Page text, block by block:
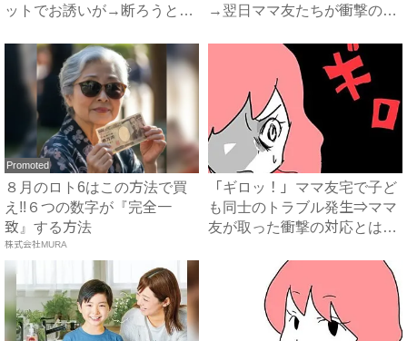
ットでお誘いが→断ろうとす
→翌日ママ友たちが衝撃の行
Promoted
８月のロト6はこの方法で買
え!!６つの数字が『完全一
致』する方法
株式会社MURA
「ギロッ！」ママ友宅で子ど
も同士のトラブル発生⇒ママ
友が取った衝撃の対応とは？